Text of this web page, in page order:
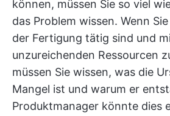
können, müssen Sie so viel
das Problem wissen. Wenn
der Fertigung tätig sind und
unzureichenden Ressourcen
müssen Sie wissen, was die
Mangel ist und warum er
Produktmanager könnte dies